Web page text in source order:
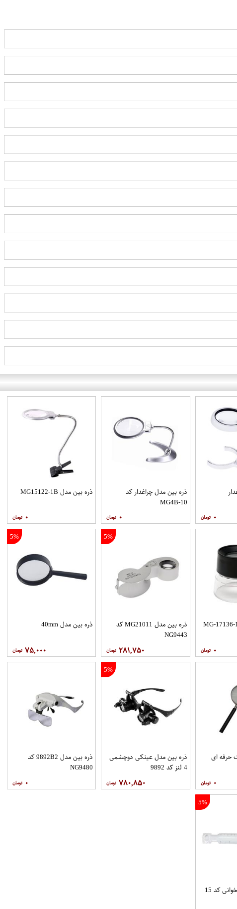
۰
ذره بین مدل چراغدار کد
MG4B-10
۰
ذره بین مدل MG15122-1B
۰
۰
5%
ذره بین مدل MG21011 کد
NG9443
۲۸۱,۷۵۰
5%
ذره بین مدل 40mm
۷۵,۰۰۰
حرفه ای
۰
5%
ذره بین مدل عینکی دوچشمی
4 لنز کد 9892
۷۸۰,۸۵۰
ذره بین مدل 9892B2 کد
NG9480
۰
5%
کد 15